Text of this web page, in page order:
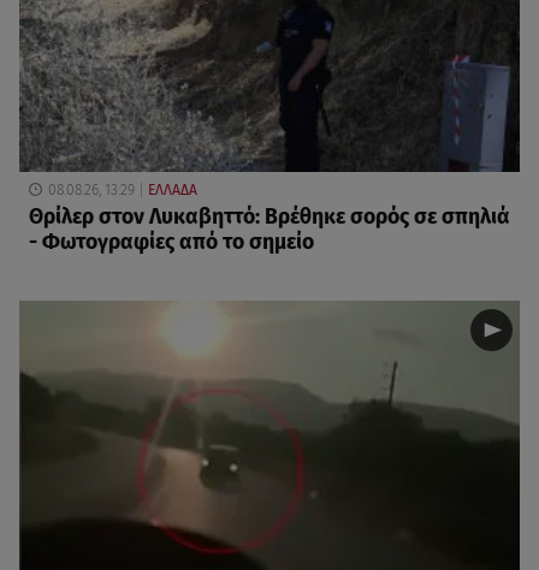
08.08.26, 13:29 ΕΛΛΑΔΑ
Θρίλερ στον Λυκαβηττό: Βρέθηκε σορός σε σπηλιά
- Φωτογραφίες από το σημείο